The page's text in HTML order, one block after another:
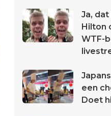
Ja,
Hilton
WTF-
een
Doet